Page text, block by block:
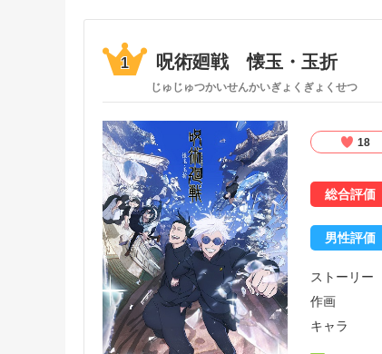
1 呪術廻戦 懐玉・玉折
じゅじゅつかいせんかいぎょくぎょくせつ
18
総合評価
男性評価
ストーリー
作画
キャラ